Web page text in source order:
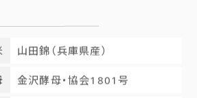
山田錦（兵庫県産）
金沢酵母・協会1801号